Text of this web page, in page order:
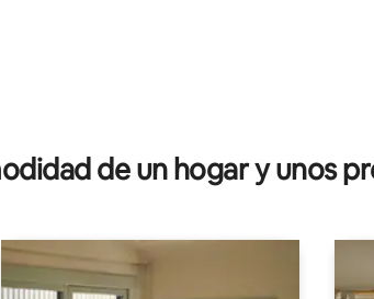
promedio: 5 de 5; 74 evaluaciones
de un hogar y unos